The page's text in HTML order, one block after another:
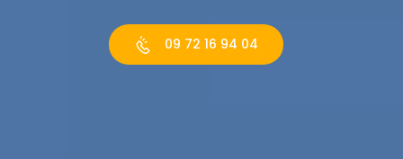
09 72 16 94 04